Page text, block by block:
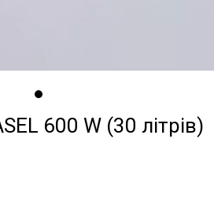
600 W (30 літрів)